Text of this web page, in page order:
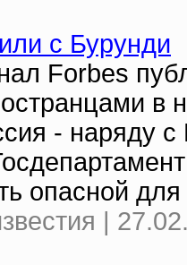
с Бурунди
Forbes
в
- наряду
опасной
|